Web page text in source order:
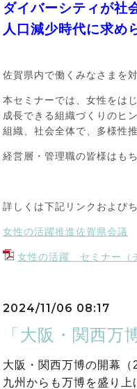
ダイバーシティが社
人口減少時代に求め
佐賀県内で働くみなさまを
本セミナーでは、女性をは
成長できる組織づくりのヒ
組織、社会全体で、多様性
経営層・管理職の皆様はも
詳しくは下記リンクおよび
女性の活躍推進佐賀県会議
女性の活躍 セミナー（
2024/11/06 08:17
「大阪・関西
大阪・関西万博の開幕
九州からも万博を盛り